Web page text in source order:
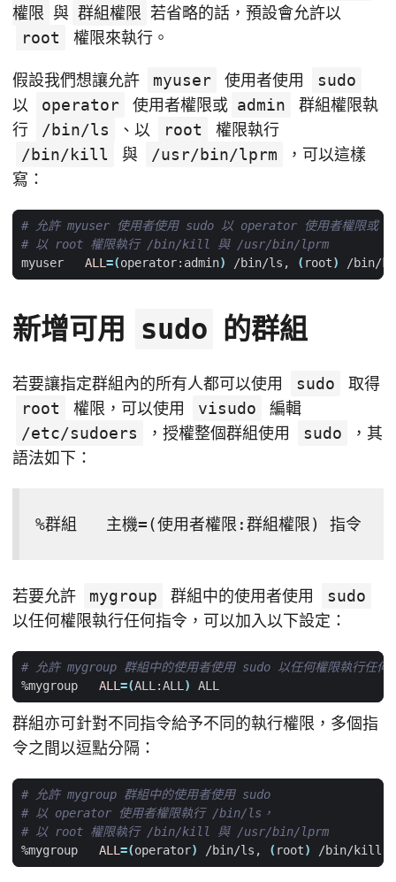
權限 與 群組權限 若省略的話，預設會允許以
root
權限來執行。
假設我們想讓允許 myuser 使用者使用
sudo
以
operator 使用者權限或 admin
群組權限執
行
/bin/ls 、以 root
權限執行
/bin/kill
與 /usr/bin/lprm
，可以這樣
寫：
# 允許 myuser 使用者使用 sudo 以 operator 使用者權限或
# 以 root 權限執行 /bin/kill 與 /usr/bin/lprm
myuser ALL=(operator:admin) /bin/ls, ( root)
新增可用 sudo 的群組
若要讓指定群組內的所有人都可以使用 sudo
取得
root
權限，可以使用 visudo
編輯
/etc/sudoers
，授權整個群組使用 sudo
，其
語法如下：
%群組   主機=(使用者權限:群組權限) 指令
若要允許 mygroup 群組中的使用者使用
sudo
以任何權限執行任何指令，可以加入以下設定：
# 允許 mygroup 群組中的使用者使用 sudo 以任何權限執行任何
%mygroup ALL=(ALL:ALL)
群組亦可針對不同指令給予不同的執行權限，多個指
令之間以逗點分隔：
# 允許 mygroup 群組中的使用者使用 sudo
# 以 operator 使用者權限執行 /bin/ls，
# 以 root 權限執行 /bin/kill 與 /usr/bin/lprm
%mygroup ALL=(operator) /bin/ls, ( root)